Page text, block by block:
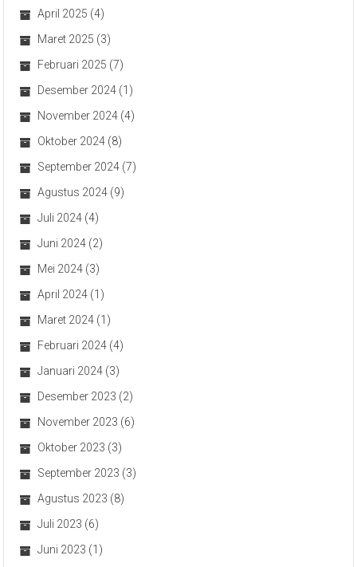
April 2025 (4)
Maret 2025 (3)
Februari 2025 (7)
Desember 2024 (1)
November 2024 (4)
Oktober 2024 (8)
September 2024 (7)
Agustus 2024 (9)
Juli 2024 (4)
Juni 2024 (2)
Mei 2024 (3)
April 2024 (1)
Maret 2024 (1)
Februari 2024 (4)
Januari 2024 (3)
Desember 2023 (2)
November 2023 (6)
Oktober 2023 (3)
September 2023 (3)
Agustus 2023 (8)
Juli 2023 (6)
Juni 2023 (1)